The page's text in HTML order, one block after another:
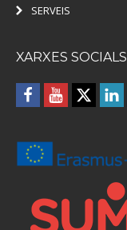
SERVEIS
XARXES SOCIALS